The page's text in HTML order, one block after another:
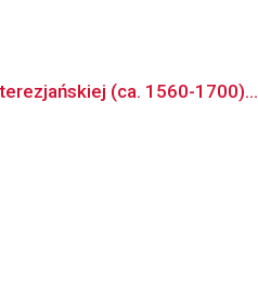
(ca. 1560-1700)...